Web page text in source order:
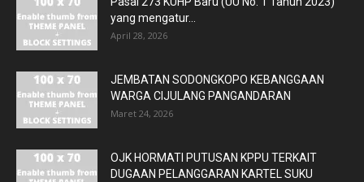
yang mengatur...
April 28, 2026
JEMBATAN SODONGKOPO KEBANGGAAN
WARGA CIJULANG PANGANDARAN
Maret 24, 2026
OJK HORMATI PUTUSAN KPPU TERKAIT
DUGAAN PELANGGARAN KARTEL SUKU